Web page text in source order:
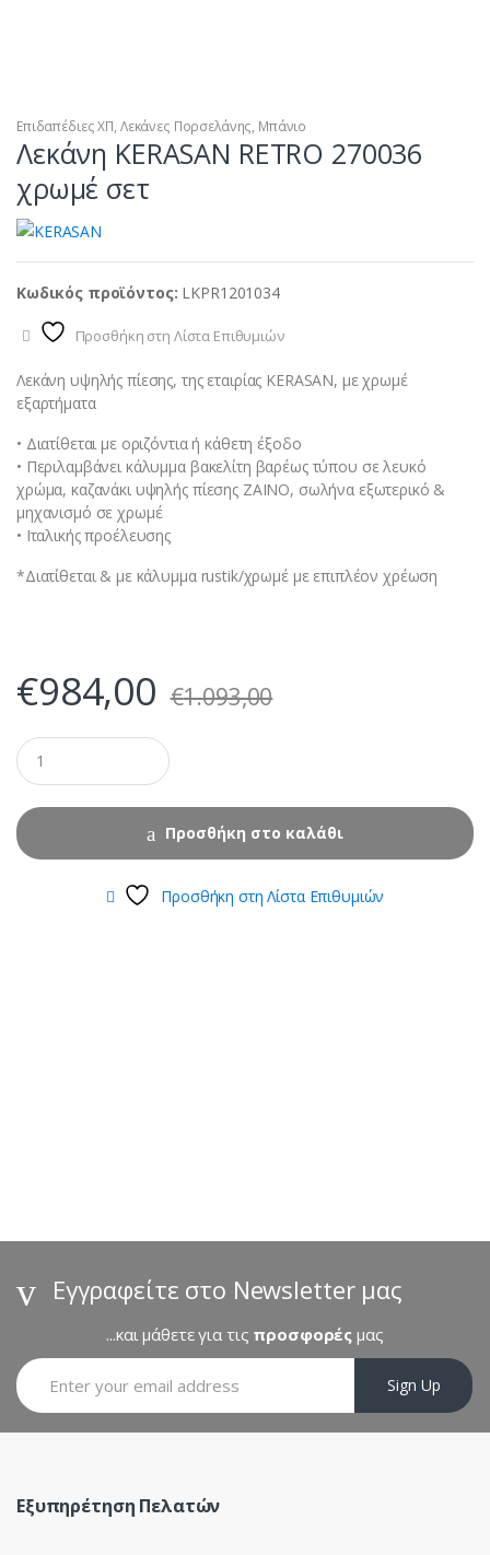
Επιδαπέδιες ΧΠ, Λεκάνες Πορσελάνης, Μπάνιο
Λεκάνη KERASAN RETRO 270036
χρωμέ σετ
Κωδικός προϊόντος: LKPR1201034
Προσθήκη στη Λίστα Επιθυμιών
Λεκάνη υψηλής πίεσης, της εταιρίας KERASAN, με χρωμέ
εξαρτήματα
• Διατίθεται με οριζόντια ή κάθετη έξοδο
• Περιλαμβάνει κάλυμμα βακελίτη βαρέως τύπου σε λευκό
χρώμα, καζανάκι υψηλής πίεσης ZAINO, σωλήνα εξωτερικό &
μηχανισμό σε χρωμέ
• Ιταλικής προέλευσης
*Διατίθεται & με κάλυμμα rustik/χρωμέ με επιπλέον χρέωση
€984,00 €1.093,00
Προσθήκη στο καλάθι
Προσθήκη στη Λίστα Επιθυμιών
d
Εγγραφείτε στο Newsletter μας
...και μάθετε για τις προσφορές μας
Sign Up
Εξυπηρέτηση Πελατών